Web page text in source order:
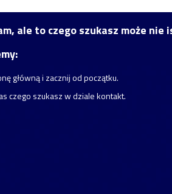
ale to czego szukasz może
główną i zacznij od początku.
czego szukasz w dziale kontakt.